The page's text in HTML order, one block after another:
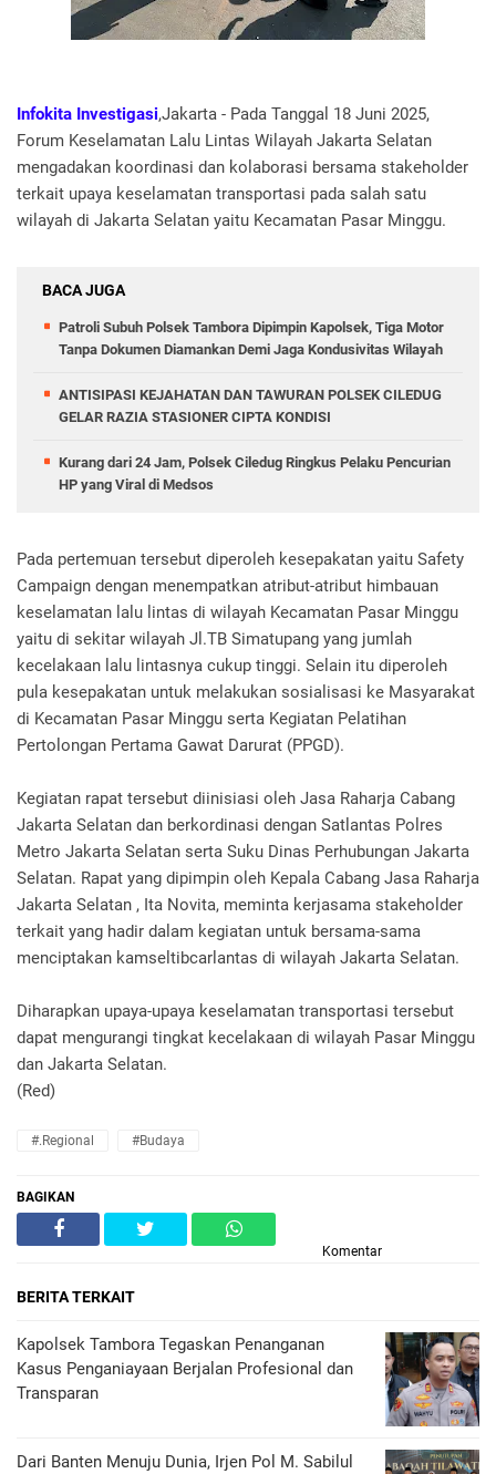
Infokita Investigasi,Jakarta - Pada Tanggal 18 Juni 2025,
Forum Keselamatan Lalu Lintas Wilayah Jakarta Selatan
mengadakan koordinasi dan kolaborasi bersama stakeholder
terkait upaya keselamatan transportasi pada salah satu
wilayah di Jakarta Selatan yaitu Kecamatan Pasar Minggu.
BACA JUGA
Patroli Subuh Polsek Tambora Dipimpin Kapolsek, Tiga Motor
Tanpa Dokumen Diamankan Demi Jaga Kondusivitas Wilayah
ANTISIPASI KEJAHATAN DAN TAWURAN POLSEK CILEDUG
GELAR RAZIA STASIONER CIPTA KONDISI
Kurang dari 24 Jam, Polsek Ciledug Ringkus Pelaku Pencurian
HP yang Viral di Medsos
Pada pertemuan tersebut diperoleh kesepakatan yaitu Safety
Campaign dengan menempatkan atribut-atribut himbauan
keselamatan lalu lintas di wilayah Kecamatan Pasar Minggu
yaitu di sekitar wilayah Jl.TB Simatupang yang jumlah
kecelakaan lalu lintasnya cukup tinggi. Selain itu diperoleh
pula kesepakatan untuk melakukan sosialisasi ke Masyarakat
di Kecamatan Pasar Minggu serta Kegiatan Pelatihan
Pertolongan Pertama Gawat Darurat (PPGD).
Kegiatan rapat tersebut diinisiasi oleh Jasa Raharja Cabang
Jakarta Selatan dan berkordinasi dengan Satlantas Polres
Metro Jakarta Selatan serta Suku Dinas Perhubungan Jakarta
Selatan. Rapat yang dipimpin oleh Kepala Cabang Jasa Raharja
Jakarta Selatan , Ita Novita, meminta kerjasama stakeholder
terkait yang hadir dalam kegiatan untuk bersama-sama
menciptakan kamseltibcarlantas di wilayah Jakarta Selatan.
Diharapkan upaya-upaya keselamatan transportasi tersebut
dapat mengurangi tingkat kecelakaan di wilayah Pasar Minggu
dan Jakarta Selatan.
(Red)
#.Regional #Budaya
BAGIKAN
Komentar
BERITA TERKAIT
Kapolsek Tambora Tegaskan Penanganan
Kasus Penganiayaan Berjalan Profesional dan
Transparan
Dari Banten Menuju Dunia, Irjen Pol M. Sabilul